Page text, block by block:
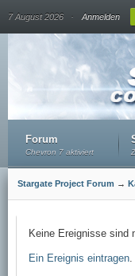
7 August 2026 . Anmelden
Forum
Chevron 7 aktiviert
Stargate Project Forum →
Keine Ereignisse sind
Ein Ereignis eintragen.